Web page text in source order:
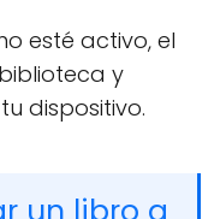
esté activo, el
y
dispositivo.